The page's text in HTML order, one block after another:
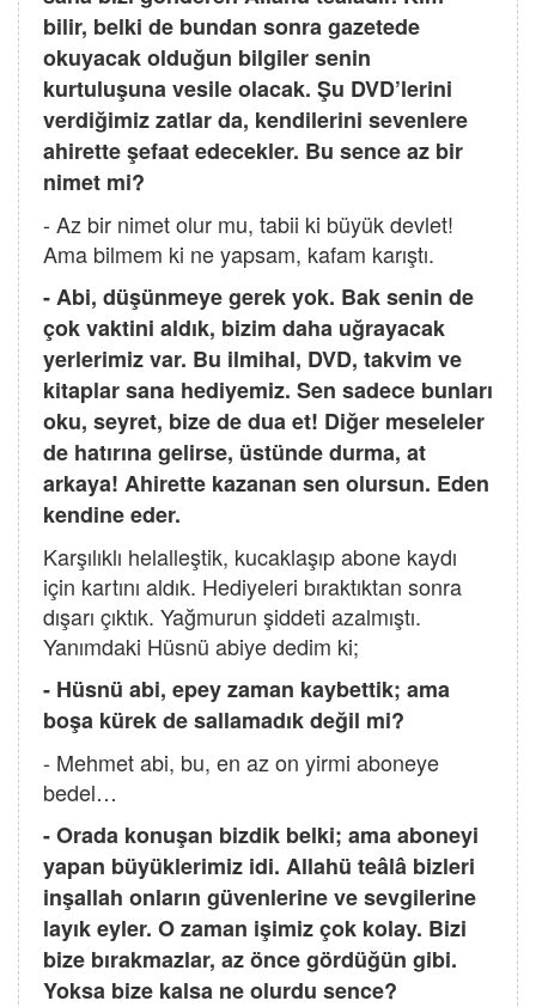
bilir, belki de bundan sonra gazetede
okuyacak olduğun bilgiler senin
kurtuluşuna vesile olacak. Şu DVD’lerini
verdiğimiz zatlar da, kendilerini sevenlere
ahirette şefaat edecekler. Bu sence az bir
nimet mi?
- Az bir nimet olur mu, tabii ki büyük devlet!
Ama bilmem ki ne yapsam, kafam karıştı.
- Abi, düşünmeye gerek yok. Bak senin de
çok vaktini aldık, bizim daha uğrayacak
yerlerimiz var. Bu ilmihal, DVD, takvim ve
kitaplar sana hediyemiz. Sen sadece bunları
oku, seyret, bize de dua et! Diğer meseleler
de hatırına gelirse, üstünde durma, at
arkaya! Ahirette kazanan sen olursun. Eden
kendine eder.
Karşılıklı helalleştik, kucaklaşıp abone kaydı
için kartını aldık. Hediyeleri bıraktıktan sonra
dışarı çıktık. Yağmurun şiddeti azalmıştı.
Yanımdaki Hüsnü abiye dedim ki;
- Hüsnü abi, epey zaman kaybettik; ama
boşa kürek de sallamadık değil mi?
- Mehmet abi, bu, en az on yirmi aboneye
bedel…
- Orada konuşan bizdik belki; ama aboneyi
yapan büyüklerimiz idi. Allahü teâlâ bizleri
inşallah onların güvenlerine ve sevgilerine
layık eyler. O zaman işimiz çok kolay. Bizi
bize bırakmazlar, az önce gördüğün gibi.
Yoksa bize kalsa ne olurdu sence?